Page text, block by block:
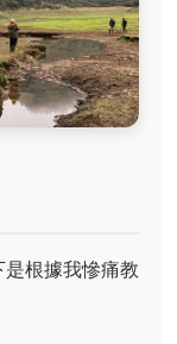
根據我慘痛教